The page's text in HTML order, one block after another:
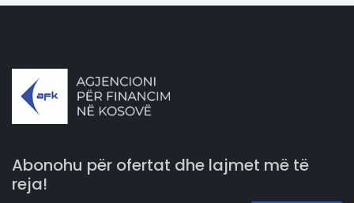
Abonohu për ofertat dhe lajmet më të
reja!